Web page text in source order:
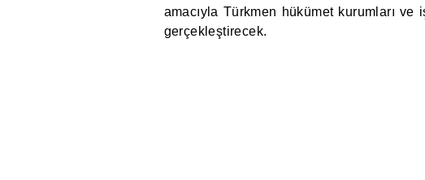
amacıyla Türkmen hükümet kurumları
gerçekleştirecek.